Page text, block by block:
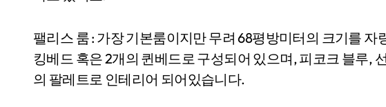
팰리스 룸 : 가장 기본룸이지만 무려 68평방미터의 크기를 자
킹베드 혹은 2개의 퀸베드로 구성되어 있으며, 피코크 블루,
의 팔레트로 인테리어 되어있습니다.